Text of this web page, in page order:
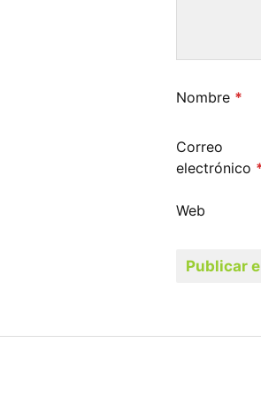
Nombre *
Correo
electrónico
Web